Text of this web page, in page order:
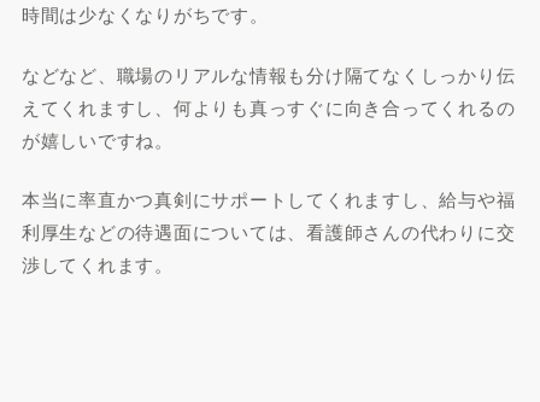
時間は少なくなりがちです。
などなど、職場のリアルな情報も分け隔てなくしっかり伝
えてくれますし、何よりも真っすぐに向き合ってくれるの
が嬉しいですね。
本当に率直かつ真剣にサポートしてくれますし、給与や福
利厚生などの待遇面については、看護師さんの代わりに交
渉してくれます。